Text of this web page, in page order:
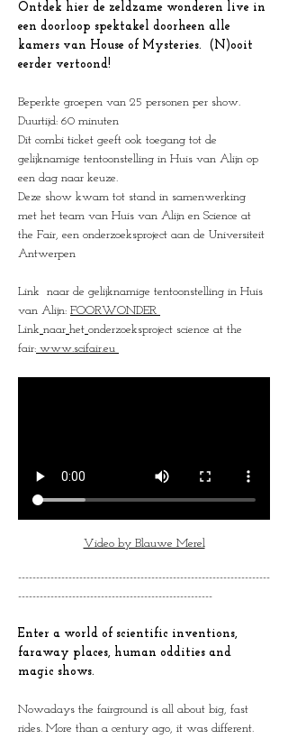
Ontdek hier de zeldzame wonderen live in
een doorloop spektakel doorheen alle
kamers van House of Mysteries.  (N)ooit
eerder vertoond!
Beperkte groepen van 25 personen per show.
Duurtijd: 60 minuten
Dit combi ticket geeft ook toegang tot de
gelijknamige tentoonstelling in Huis van Alijn op
een dag naar keuze.
Deze show kwam tot stand in samenwerking
met het team van Huis van Alijn en Science at
the Fair, een onderzoeksproject aan de Universiteit
Antwerpen
Link  naar de gelijknamige tentoonstelling in Huis
van Alijn: FOORWONDER
Link naar het onderzoeksproject science at the
fair: www.scifair.eu
Video by Blauwe Merel
----------------------------------------------------------------------
------------------------------------------------------
Enter a world of scientific inventions,
faraway places, human oddities and
magic shows.
Nowadays the fairground is all about big, fast
rides. More than a century ago, it was different.